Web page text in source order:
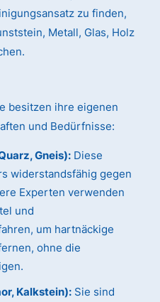
zu finden,
Metall, Glas, Holz
besitzen ihre eigenen
und Bedürfnisse:
Gneis): Diese
widerstandsfähig gegen
Experten verwenden
und
um hartnäckige
ohne die
Kalkstein): Sie sind